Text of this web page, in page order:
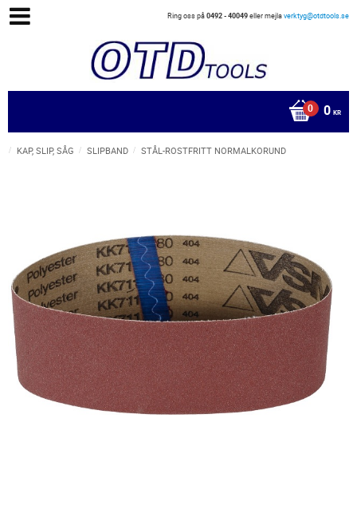
Ring oss på0492 - 40049eller mejlaverktyg@otdtools.se
0 KR
KAP, SLIP, SÅG SLIPBAND STÅL-ROSTFRITT NORMALKORUND